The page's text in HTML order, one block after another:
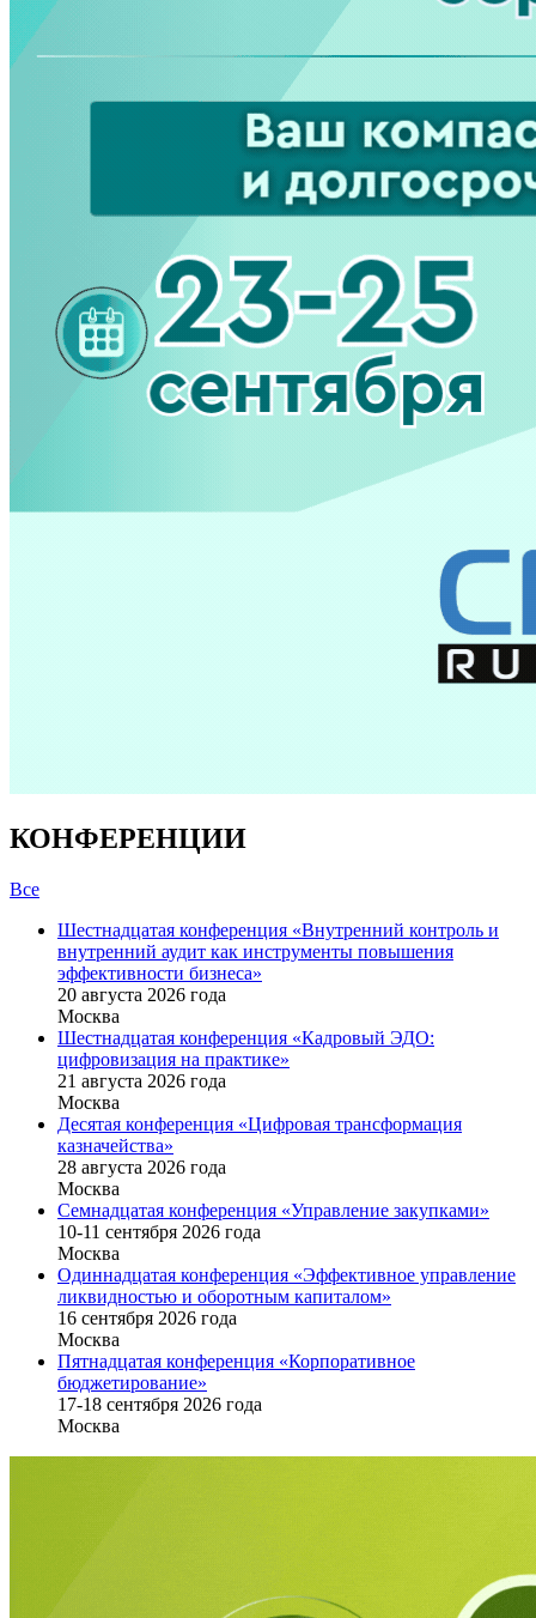
КОНФЕРЕНЦИИ
Все
Шестнадцатая конференция «Внутренний контроль и
внутренний аудит как инструменты повышения
эффективности бизнеса»
20 августа 2026 года
Москва
Шестнадцатая конференция «Кадровый ЭДО:
цифровизация на практике»
21 августа 2026 года
Москва
Десятая конференция «Цифровая трансформация
казначейства»
28 августа 2026 года
Москва
Семнадцатая конференция «Управление закупками»
10-11 сентября 2026 года
Москва
Одиннадцатая конференция «Эффективное управление
ликвидностью и оборотным капиталом»
16 cентября 2026 года
Москва
Пятнадцатая конференция «Корпоративное
бюджетирование»
17-18 сентября 2026 года
Москва